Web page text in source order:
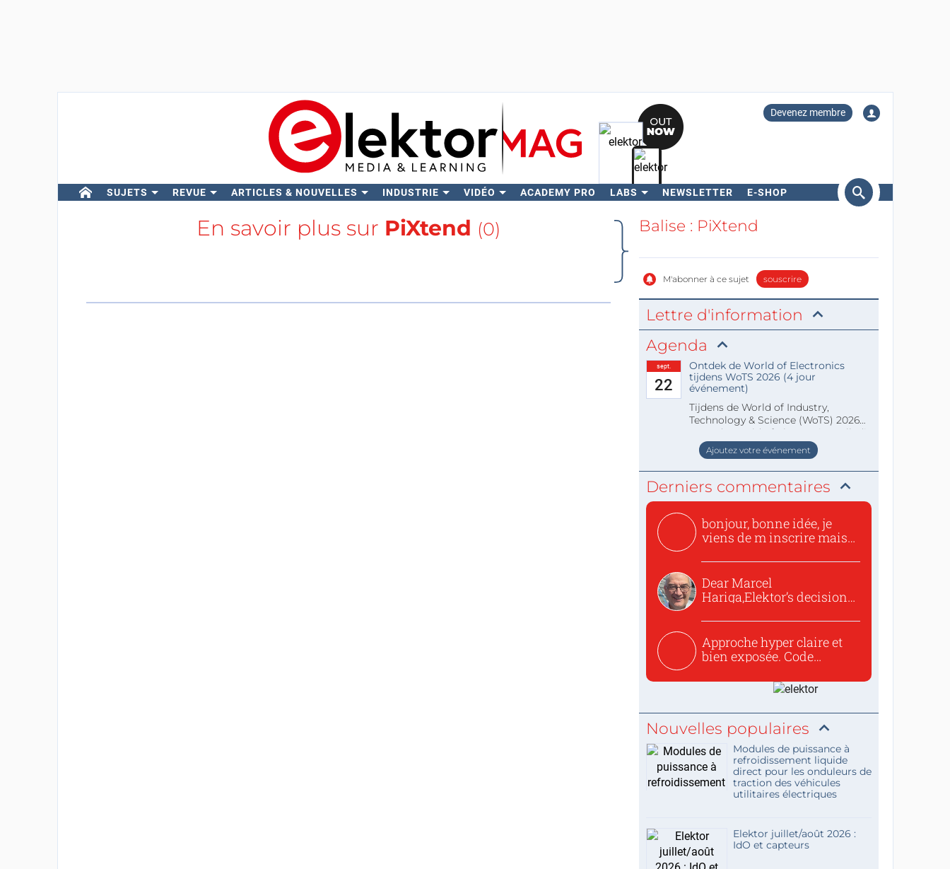
Devenez membre
SUJETS REVUE ARTICLES & NOUVELLES INDUSTRIE VIDÉO ACADEMY PRO LABS NEWSLETTER E-SHOP
Rechercher
En savoir plus sur PiXtend (0) Balise : PiXtend
M'abonner à ce sujet souscrire
Lettre d'information
Agenda
sept.
22
Ontdek de World of Electronics
tijdens WoTS 2026 (4 jour
événement)
Tijdens de World of Industry,
Technology & Science (WoTS) 2026
staat de World of Electronics volledi
Ajoutez votre événement
Derniers commentaires
bonjour, bonne idée, je
viens de m inscrire mais
Dear Marcel
Hariga,Elektor’s decision
Approche hyper claire et
bien exposée. Code
Nouvelles populaires
Modules de puissance à
refroidissement liquide
direct pour les onduleurs de
traction des véhicules
utilitaires électriques
Elektor juillet/août 2026 :
IdO et capteurs